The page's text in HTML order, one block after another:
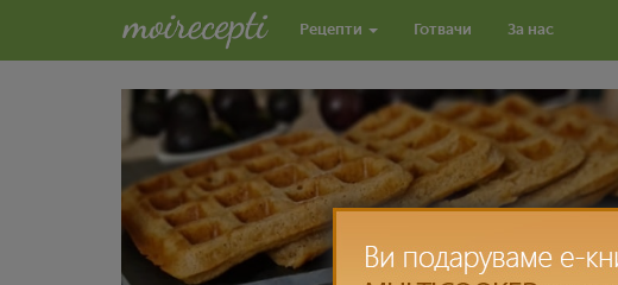
Рецепти Готвачи За нас